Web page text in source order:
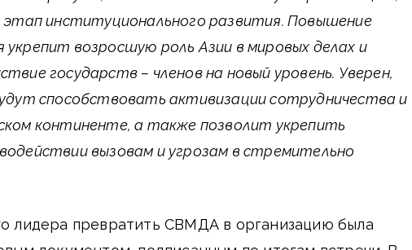
этап институционального развития. Повышение
возросшую роль Азии в мировых делах и
государств – членов на новый уровень. Уверен,
способствовать активизации сотрудничества и
континенте, а также позволит укрепить
вызовам и угрозам в стремительно
лидера превратить СВМДА в организацию была